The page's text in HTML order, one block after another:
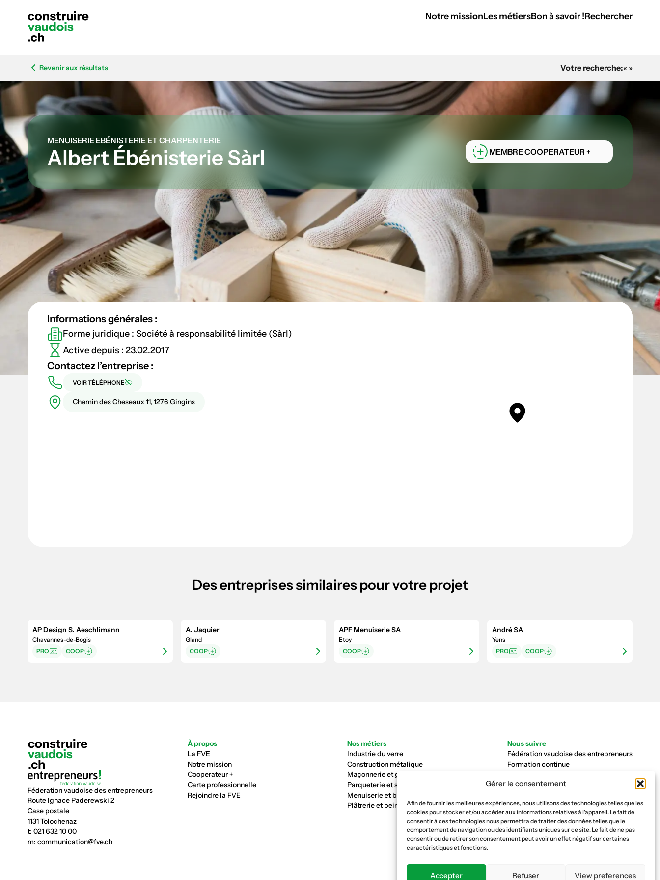
Gérer le consentement
Afin de fournir les meilleures expériences, nous utilisons des technologies telles que les
cookies pour stocker et/ou accéder aux informations relatives à l'appareil. Le fait de
consentir à ces technologies nous permettra de traiter des données telles que le
comportement de navigation ou des identifiants uniques sur ce site. Le fait de ne pas
consentir ou de retirer son consentement peut avoir un effet négatif sur certaines
caractéristiques et fonctions.
Accepter Refuser View preferences
Notre missionLes métiersBon à savoir !Rechercher
Revenir aux résultats Votre recherche:« »
MENUISERIE EBÉNISTERIE ET CHARPENTERIE
Albert Ébénisterie Sàrl MEMBRE COOPERATEUR +
Informations générales :
Forme juridique : Société à responsabilité limitée (Sàrl)
Active depuis : 23.02.2017
Contactez l’entreprise :
VOIR TÉLÉPHONE
Chemin des Cheseaux 11, 1276 Gingins
Des entreprises similaires pour votre projet
AP Design S. Aeschlimann
Chavannes-de-Bogis
PRO
COOP
A. Jaquier
Gland
COOP
APF Menuiserie SA
Etoy
COOP
André SA
Yens
PRO
COOP
Féderation vaudoise des entrepreneurs
Route Ignace Paderewski 2
Case postale
1131 Tolochenaz
t: 021 632 10 00
m: communication@fve.ch
À propos
La FVE
Notre mission
Cooperateur +
Carte professionnelle
Rejoindre la FVE
Nos métiers
Industrie du verre
Construction métalique
Maçonnerie et génie civil
Parqueterie et sols
Menuiserie et bois
Plâtrerie et peinture
Nous suivre
Fédération vaudoise des entrepreneurs
Formation continue
Caisse AVS 66.1